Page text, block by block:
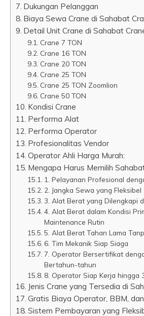
Dukungan Pelanggan
Biaya Sewa Crane di Sahabat
Detail Unit Crane di Sahabat
Crane 7 TON
Crane 16 TON
Crane 20 TON
Crane 25 TON
Crane 25 TON Zoomlion
Crane 50 TON
Kondisi Crane
Performa Alat
Performa Operator
Profesionalitas Vendor
Operator Ahli Harga Murah:
Mengapa Harus Memilih
1. Pelayanan Profesional
2. Jangka Sewa yang Fleksibel
3. Alat Berat yang Dilengkapi
4. Alat Berat dalam Kondisi
Maintenance Rutin
5. Alat Berat Tahan Lama
6. Tim Mekanik Siap Siaga
7. Operator Bersertifikat
Bertahun-tahun
8. Operator Siap Kerja hingga
Jenis Crane yang Tersedia di
Gratis Biaya Operator, BBM,
Sistem Pembayaran yang